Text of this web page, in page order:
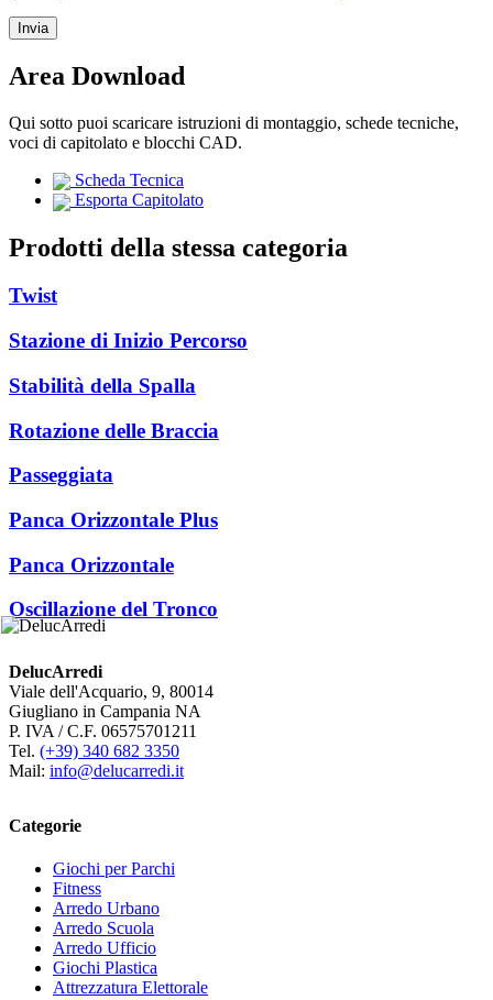
Area Download
Qui sotto puoi scaricare istruzioni di montaggio, schede tecniche,
voci di capitolato e blocchi CAD.
Scheda Tecnica
Esporta Capitolato
Prodotti della stessa categoria
Twist
Stazione di Inizio Percorso
Stabilità della Spalla
Rotazione delle Braccia
Passeggiata
Panca Orizzontale Plus
Panca Orizzontale
Oscillazione del Tronco
DelucArredi
Viale dell'Acquario, 9, 80014
Giugliano in Campania NA
P. IVA / C.F. 06575701211
Tel. (+39) 340 682 3350
Mail: info@delucarredi.it
Categorie
Giochi per Parchi
Fitness
Arredo Urbano
Arredo Scuola
Arredo Ufficio
Giochi Plastica
Attrezzatura Elettorale